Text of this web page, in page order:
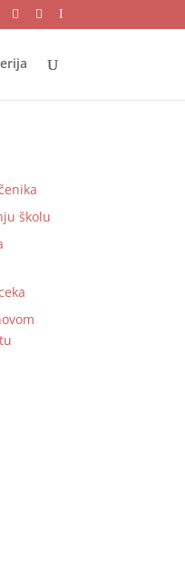
  I
školu